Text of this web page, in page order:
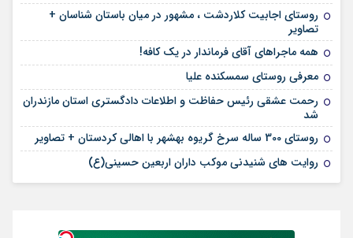
روستای اجابیت کلاردشت ، مشهور در میان باستان شناسان +
تصاویر
همه ماجراهای آقای فرماندار در یک کافه!
معرفی روستای سمسکنده علیا
رحمت عشقی رئیس حفاظت و اطلاعات دادگستری استان مازندران
شد
روستای 300 ساله سرخ ‌گریوه بهشهر با اهالی کردستان + تصاویر
روایت های شنیدنی موکب داران اربعین حسینی(ع)